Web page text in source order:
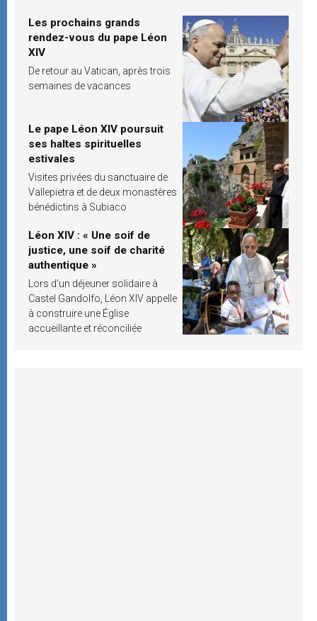
Les prochains grands
rendez-vous du pape Léon
XIV
De retour au Vatican, après trois
semaines de vacances
Le pape Léon XIV poursuit
ses haltes spirituelles
estivales
Visites privées du sanctuaire de
Vallepietra et de deux monastères
bénédictins à Subiaco
Léon XIV : « Une soif de
justice, une soif de charité
authentique »
Lors d’un déjeuner solidaire à
Castel Gandolfo, Léon XIV appelle
à construire une Église
accueillante et réconciliée